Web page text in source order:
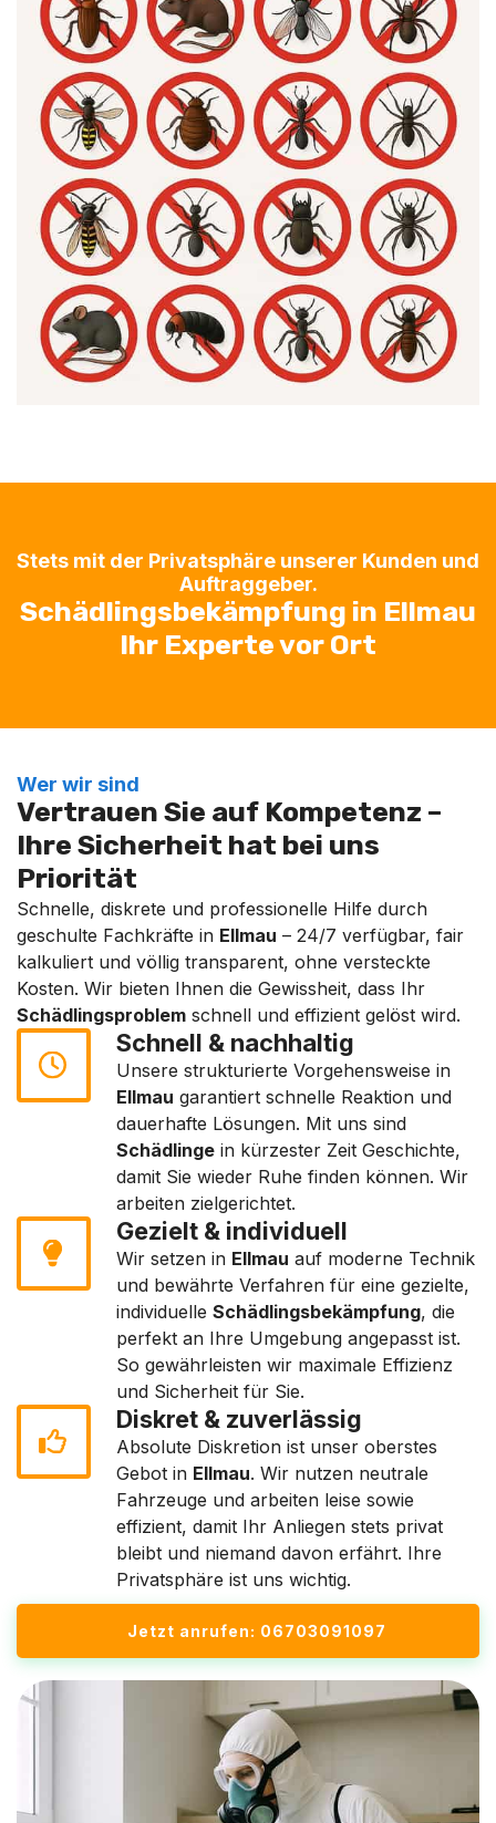
Stets mit der Privatsphäre unserer Kunden und
Auftraggeber.
Schädlingsbekämpfung in Ellmau
Ihr Experte vor Ort
Wer wir sind
Vertrauen Sie auf Kompetenz –
Ihre Sicherheit hat bei uns
Priorität
Schnelle, diskrete und professionelle Hilfe durch
geschulte Fachkräfte in Ellmau – 24/7 verfügbar, fair
kalkuliert und völlig transparent, ohne versteckte
Kosten. Wir bieten Ihnen die Gewissheit, dass Ihr
Schädlingsproblem schnell und effizient gelöst wird.
Schnell & nachhaltig
Unsere strukturierte Vorgehensweise in
Ellmau garantiert schnelle Reaktion und
dauerhafte Lösungen. Mit uns sind
Schädlinge in kürzester Zeit Geschichte,
damit Sie wieder Ruhe finden können. Wir
arbeiten zielgerichtet.
Gezielt & individuell
Wir setzen in Ellmau auf moderne Technik
und bewährte Verfahren für eine gezielte,
individuelle Schädlingsbekämpfung, die
perfekt an Ihre Umgebung angepasst ist.
So gewährleisten wir maximale Effizienz
und Sicherheit für Sie.
Diskret & zuverlässig
Absolute Diskretion ist unser oberstes
Gebot in Ellmau. Wir nutzen neutrale
Fahrzeuge und arbeiten leise sowie
effizient, damit Ihr Anliegen stets privat
bleibt und niemand davon erfährt. Ihre
Privatsphäre ist uns wichtig.
Jetzt anrufen: 06703091097